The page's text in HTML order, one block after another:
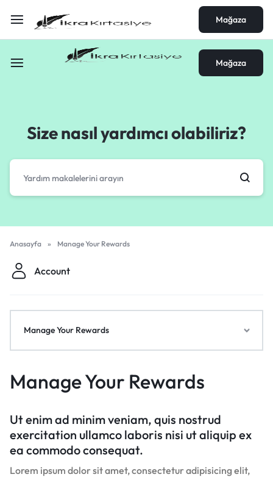
Mağaza
Mağaza
Size nasıl yardımcı olabiliriz?
Anasayfa » Manage Your Rewards
Account
Manage Your Rewards
Ut enim ad minim veniam, quis nostrud
exercitation ullamco laboris nisi ut aliquip ex
ea commodo consequat.
Lorem ipsum dolor sit amet, consectetur adipisicing elit,
Manage Your Rewards